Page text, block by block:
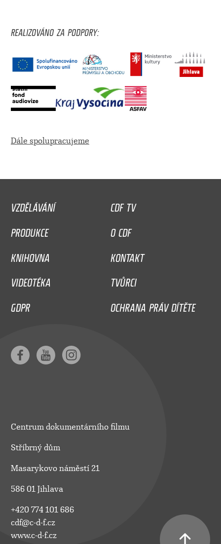
REALIZOVÁNO ZA PODPORY:
Dále spolupracujeme
VZDĚLÁVÁNÍ
CDF TV
PRODUKCE
O CDF
KNIHOVNA
KONTAKT
VIDEOTÉKA
TVŮRCI
GDPR
OCHRANA PRÁV DÍTĚTE
Centrum dokumentárního filmu
Stříbrný dům
Masarykovo náměstí 21
586 01 Jihlava
+420 774 101 686
cdf@c-d-f.cz
www.c-d-f.cz